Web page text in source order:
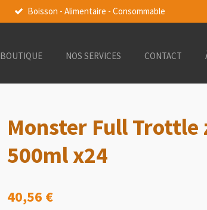
Boisson - Alimentaire - Consommable
BOUTIQUE NOS SERVICES CONTACT
Monster Full Trottle
500ml x24
40,56 €